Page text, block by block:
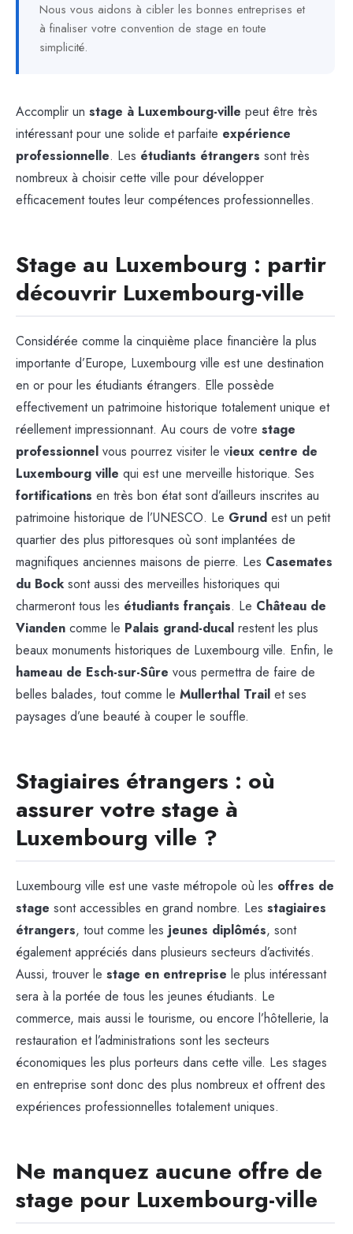
Nous vous aidons à cibler les bonnes entreprises et
à finaliser votre convention de stage en toute
simplicité.
Accomplir un stage à Luxembourg-ville peut être très
intéressant pour une solide et parfaite expérience
professionnelle. Les étudiants étrangers sont très
nombreux à choisir cette ville pour développer
efficacement toutes leur compétences professionnelles.
Stage au Luxembourg : partir
découvrir Luxembourg-ville
Considérée comme la cinquième place financière la plus
importante d’Europe, Luxembourg ville est une destination
en or pour les étudiants étrangers. Elle possède
effectivement un patrimoine historique totalement unique et
réellement impressionnant. Au cours de votre stage
professionnel vous pourrez visiter le vieux centre de
Luxembourg ville qui est une merveille historique. Ses
fortifications en très bon état sont d’ailleurs inscrites au
patrimoine historique de l’UNESCO. Le Grund est un petit
quartier des plus pittoresques où sont implantées de
magnifiques anciennes maisons de pierre. Les Casemates
du Bock sont aussi des merveilles historiques qui
charmeront tous les étudiants français. Le Château de
Vianden comme le Palais grand-ducal restent les plus
beaux monuments historiques de Luxembourg ville. Enfin, le
hameau de Esch-sur-Sûre vous permettra de faire de
belles balades, tout comme le Mullerthal Trail et ses
paysages d’une beauté à couper le souffle.
Stagiaires étrangers : où
assurer votre stage à
Luxembourg ville ?
Luxembourg ville est une vaste métropole où les offres de
stage sont accessibles en grand nombre. Les stagiaires
étrangers, tout comme les jeunes diplômés, sont
également appréciés dans plusieurs secteurs d’activités.
Aussi, trouver le stage en entreprise le plus intéressant
sera à la portée de tous les jeunes étudiants. Le
commerce, mais aussi le tourisme, ou encore l’hôtellerie, la
restauration et l’administrations sont les secteurs
économiques les plus porteurs dans cette ville. Les stages
en entreprise sont donc des plus nombreux et offrent des
expériences professionnelles totalement uniques.
Ne manquez aucune offre de
stage pour Luxembourg-ville